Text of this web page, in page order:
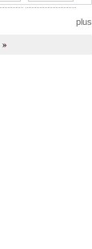
plus